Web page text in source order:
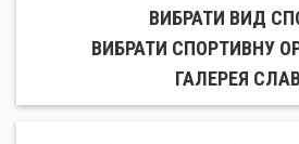
ВИБРАТИ ВИД
ВИБРАТИ СПОРТИВНУ
ГАЛЕРЕЯ